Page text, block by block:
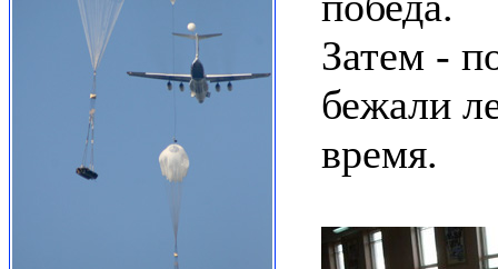
Затем -
бежали
время.